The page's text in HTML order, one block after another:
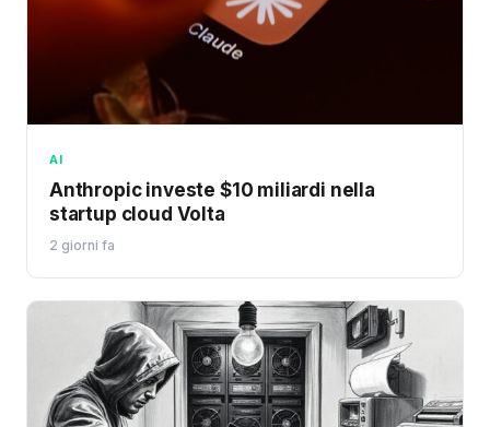
AI
Anthropic investe $10 miliardi nella
startup cloud Volta
2 giorni fa